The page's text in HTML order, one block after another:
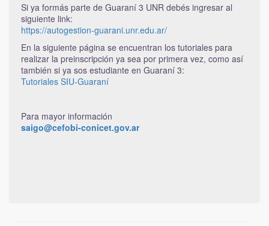
Si ya formás parte de Guaraní 3 UNR debés ingresar al
siguiente link:
https://autogestion-guarani.unr.edu.ar/
En la siguiente página se encuentran los tutoriales para
realizar la preinscripción ya sea por primera vez, como así
también si ya sos estudiante en Guaraní 3:
Tutoriales SIU-Guaraní
Para mayor información
saigo@cefobi-conicet.gov.ar